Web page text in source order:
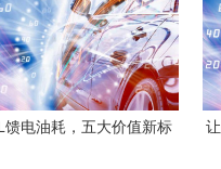
馈电油耗，五大价值新标